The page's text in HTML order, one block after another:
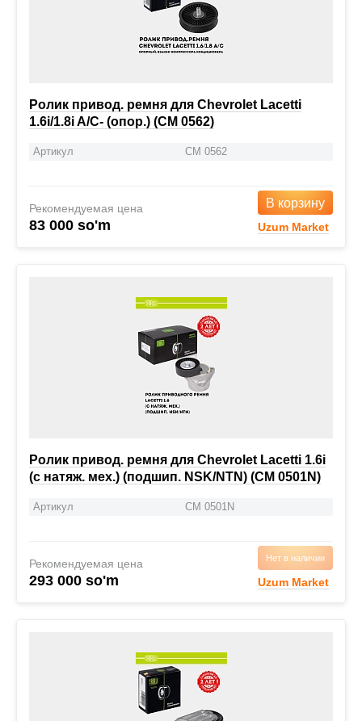
Ролик привод. ремня для Chevrolet Lacetti
1.6i/1.8i A/C- (опор.) (CM 0562)
Артикул CM 0562
Рекомендуемая цена
83 000 so'm
В корзину
Uzum Market
Ролик привод. ремня для Chevrolet Lacetti 1.6i
(с натяж. мех.) (подшип. NSK/NTN) (CM 0501N)
Артикул CM 0501N
Рекомендуемая цена
293 000 so'm
Нет в наличии
Uzum Market